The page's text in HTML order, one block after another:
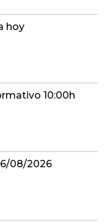
hoy
10:00h
08/2026